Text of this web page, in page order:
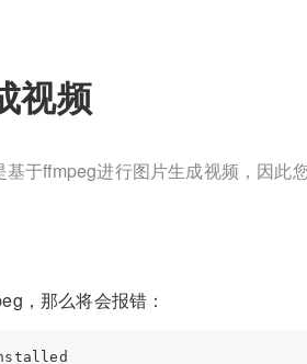
视频
基于ffmpeg进行图片生成视频，因此
，那么将会报错：